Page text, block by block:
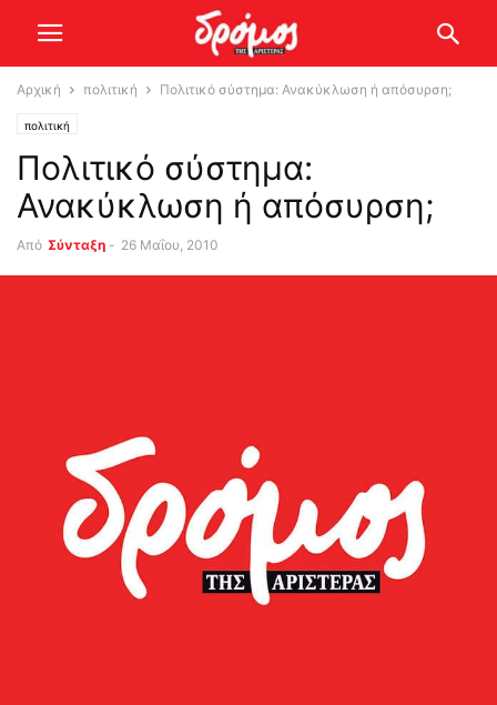
Αρχική πολιτική Πολιτικό σύστημα: Ανακύκλωση ή απόσυρση;
πολιτική
Πολιτικό σύστημα:
Ανακύκλωση ή απόσυρση;
Από Σύνταξη - 26 Μαΐου, 2010